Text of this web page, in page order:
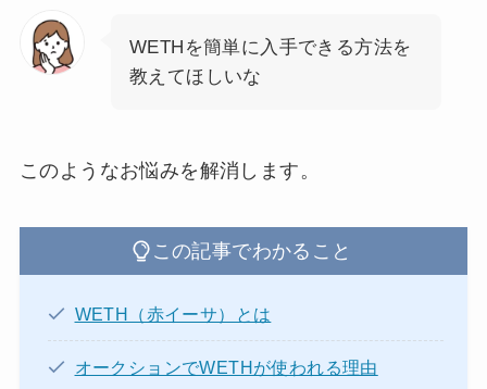
WETHを簡単に入手できる方法を
教えてほしいな
このようなお悩みを解消します。
この記事でわかること
WETH（赤イーサ）とは
オークションでWETHが使われる理由